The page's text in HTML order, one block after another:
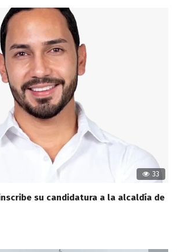
33
su candidatura a la alcaldía de